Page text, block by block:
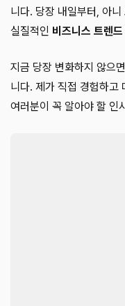
니다. 당장 내일부터, 아
실질적인 비즈니스 트렌드
지금 당장 변화하지 않으
니다. 제가 직접 경험하고
여러분이 꼭 알아야 할 인